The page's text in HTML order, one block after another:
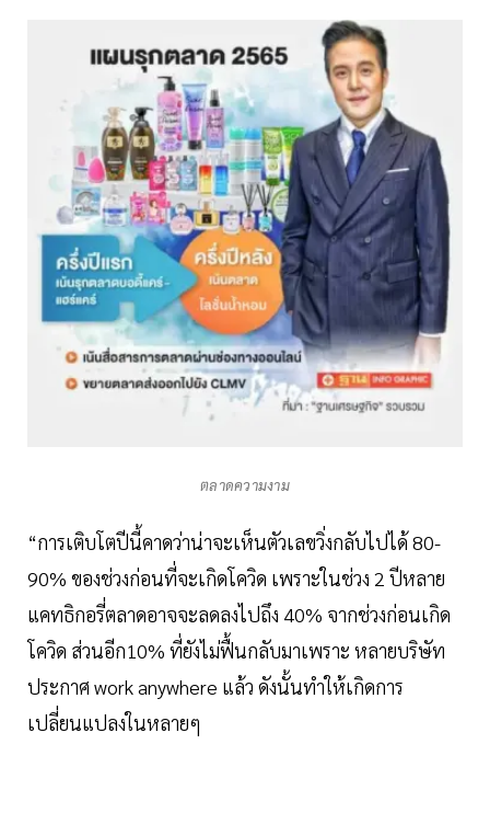
ตลาดความงาม
“การเติบโตปีนี้คาดว่าน่าจะเห็นตัวเลขวิ่งกลับไปได้ 80-
90% ของช่วงก่อนที่จะเกิดโควิด เพราะในช่วง 2 ปีหลาย
แคทธิกอรี่ตลาดอาจจะลดลงไปถึง 40% จากช่วงก่อนเกิด
โควิด ส่วนอีก10% ที่ยังไม่ฟื้นกลับมาเพราะ หลายบริษัท
ประกาศ work anywhere แล้ว ดังนั้นทำให้เกิดการ
เปลี่ยนแปลงในหลายๆ